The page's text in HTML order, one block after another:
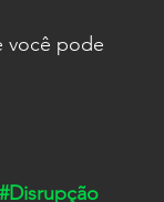
você pode
#Disrupção